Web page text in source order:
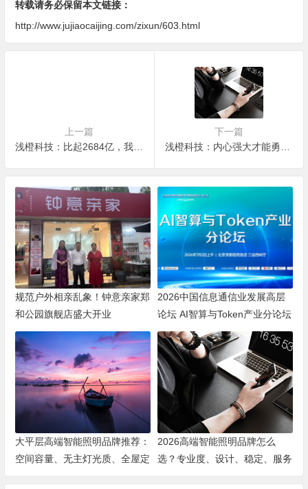
转载请务必保留本文链接：
http://www.jujiaocaijing.com/zixun/603.html
上一篇
浅橙科技：比起2684亿，我更关注“小的伟大”
下一篇
规范户外相亲乱象！钟意亲家郑
和公园旗舰店盛大开业
2026中国信息通信业发展高层
论坛 AI智算与Token产业分论坛
顺利举办
大平层高端智能照明品牌推荐：
空间容量、无主灯光质、全屋定
制、长期售后四个维度全解析
2026高端智能照明品牌怎么
选？专业度、设计、稳定、服务
四大维度深度盘点